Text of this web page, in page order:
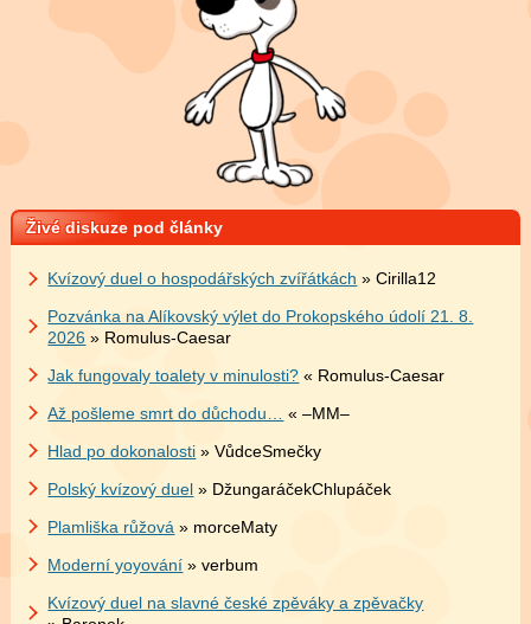
Živé diskuze pod články
Kvízový duel o hospodářských zvířátkách » Cirilla12
Pozvánka na Alíkovský výlet do Prokopského údolí 21. 8.
2026 » Romulus-Caesar
Jak fungovaly toalety v minulosti? « Romulus-Caesar
Až pošleme smrt do důchodu… « –MM–
Hlad po dokonalosti » VůdceSmečky
Polský kvízový duel » DžungaráčekChlupáček
Plamliška růžová » morceMaty
Moderní yoyování » verbum
Kvízový duel na slavné české zpěváky a zpěvačky